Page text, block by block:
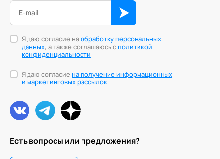
Есть вопросы или предложения?
Я даю согласие наобработку персональных
данных, а также соглашаюсь сполитикой
конфиденциальности
Я даю согласие на получение информационных
и маркетинговых рассылок